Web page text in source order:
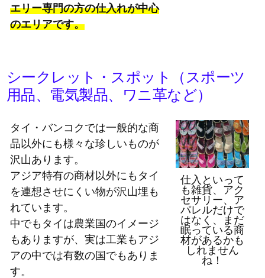
エリー専門の方の仕入れが中心
のエリアです。
シークレット・スポット（スポーツ
用品、電気製品、ワニ革など）
タイ・バンコクでは一般的な商
品以外にも様々な珍しいものが
沢山あります。
アジア特有の商材以外にもタイ
を連想させにくい物が沢山埋も
れています。
中でもタイは農業国のイメージ
もありますが、実は工業もアジ
アの中では有数の国でもありま
す。
仕入といって
も雑貨、アク
セサリー、ア
パレルだけで
はなく、まだ
眠っている商
材があるかも
しれません
ね！